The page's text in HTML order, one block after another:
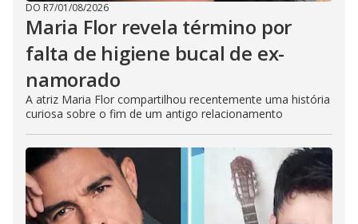
DO R7/01/08/2026
Maria Flor revela término por
falta de higiene bucal de ex-
namorado
A atriz Maria Flor compartilhou recentemente uma história
curiosa sobre o fim de um antigo relacionamento